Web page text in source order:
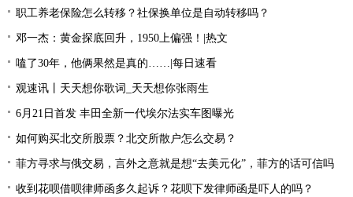
职工养老保险怎么转移？社保换单位是自动转移吗？
邓一杰：黄金探底回升，1950上偏强！|热文
嗑了30年，他俩果然是真的……|每日速看
观速讯丨天天想你歌词_天天想你张雨生
6月21日首发 丰田全新一代埃尔法实车图曝光
如何购买北交所股票？北交所散户怎么交易？
菲方寻求与俄交易，言外之意就是想“去美元化”，菲方的话可信吗
收到花呗借呗律师函多久起诉？花呗下发律师函是吓人的吗？